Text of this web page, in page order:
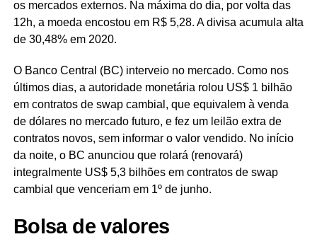
os mercados externos. Na máxima do dia, por volta das
12h, a moeda encostou em R$ 5,28. A divisa acumula alta
de 30,48% em 2020.
O Banco Central (BC) interveio no mercado. Como nos
últimos dias, a autoridade monetária rolou US$ 1 bilhão
em contratos de swap cambial, que equivalem à venda
de dólares no mercado futuro, e fez um leilão extra de
contratos novos, sem informar o valor vendido. No início
da noite, o BC anunciou que rolará (renovará)
integralmente US$ 5,3 bilhões em contratos de swap
cambial que venceriam em 1º de junho.
Bolsa de valores